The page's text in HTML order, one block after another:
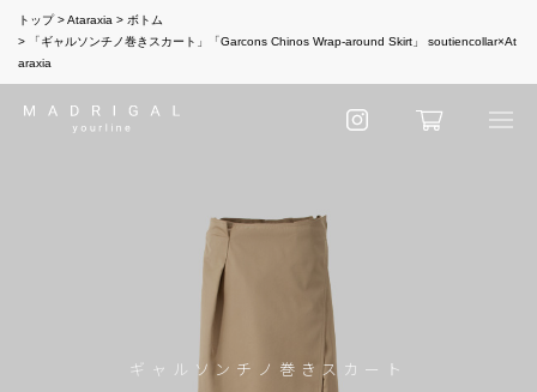
トップ Ataraxia
ボトム
「ギャルソンチノ巻きスカート」「Garcons Chinos Wrap-around Skirt」 soutiencollar×At
araxia
ギャルソンチノ巻きスカート